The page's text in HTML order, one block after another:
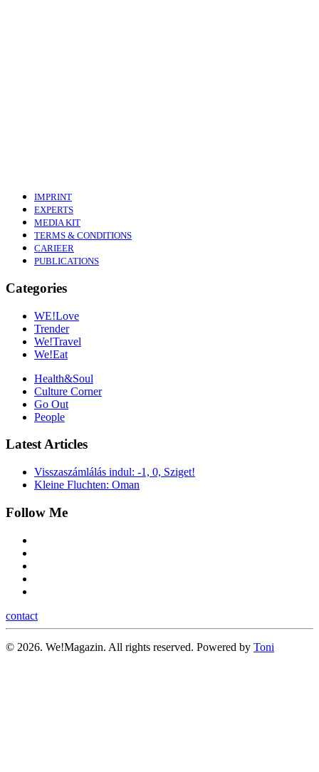
IMPRINT
EXPERTS
MEDIA KIT
TERMS & CONDITIONS
CARIEER
PUBLICATIONS
Categories
WE!Love
Trender
We!Travel
We!Eat
Health&Soul
Culture Corner
Go Out
People
Latest Articles
Visszaszámlálás indul: -1, 0, Sziget!
Kleine Fluchten: Oman
Follow Me
contact
© 2026. We!Magazin. All rights reserved. Powered by Toni